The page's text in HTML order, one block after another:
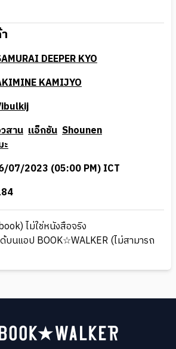
DEEPER KYO
KAMIJYO
สาน แอ็กชัน Shounen
ะ
07/2023 (05:00 PM) ICT
ไม่ใช่หนังสือจริง
บนแอป BOOK☆WALKER (ไม่สามารถ